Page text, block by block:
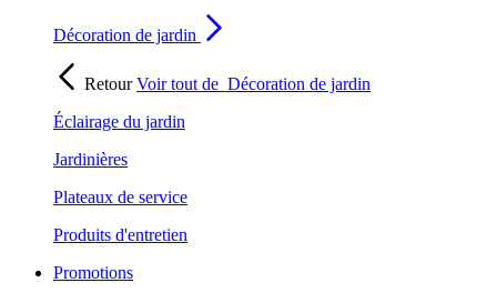
Décoration de jardin
RetourVoir tout de Décoration de jardin
Éclairage du jardin
Jardinières
Plateaux de service
Produits d'entretien
Promotions